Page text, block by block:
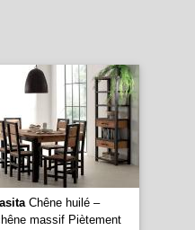
Chêne huilé –
massif Piètement